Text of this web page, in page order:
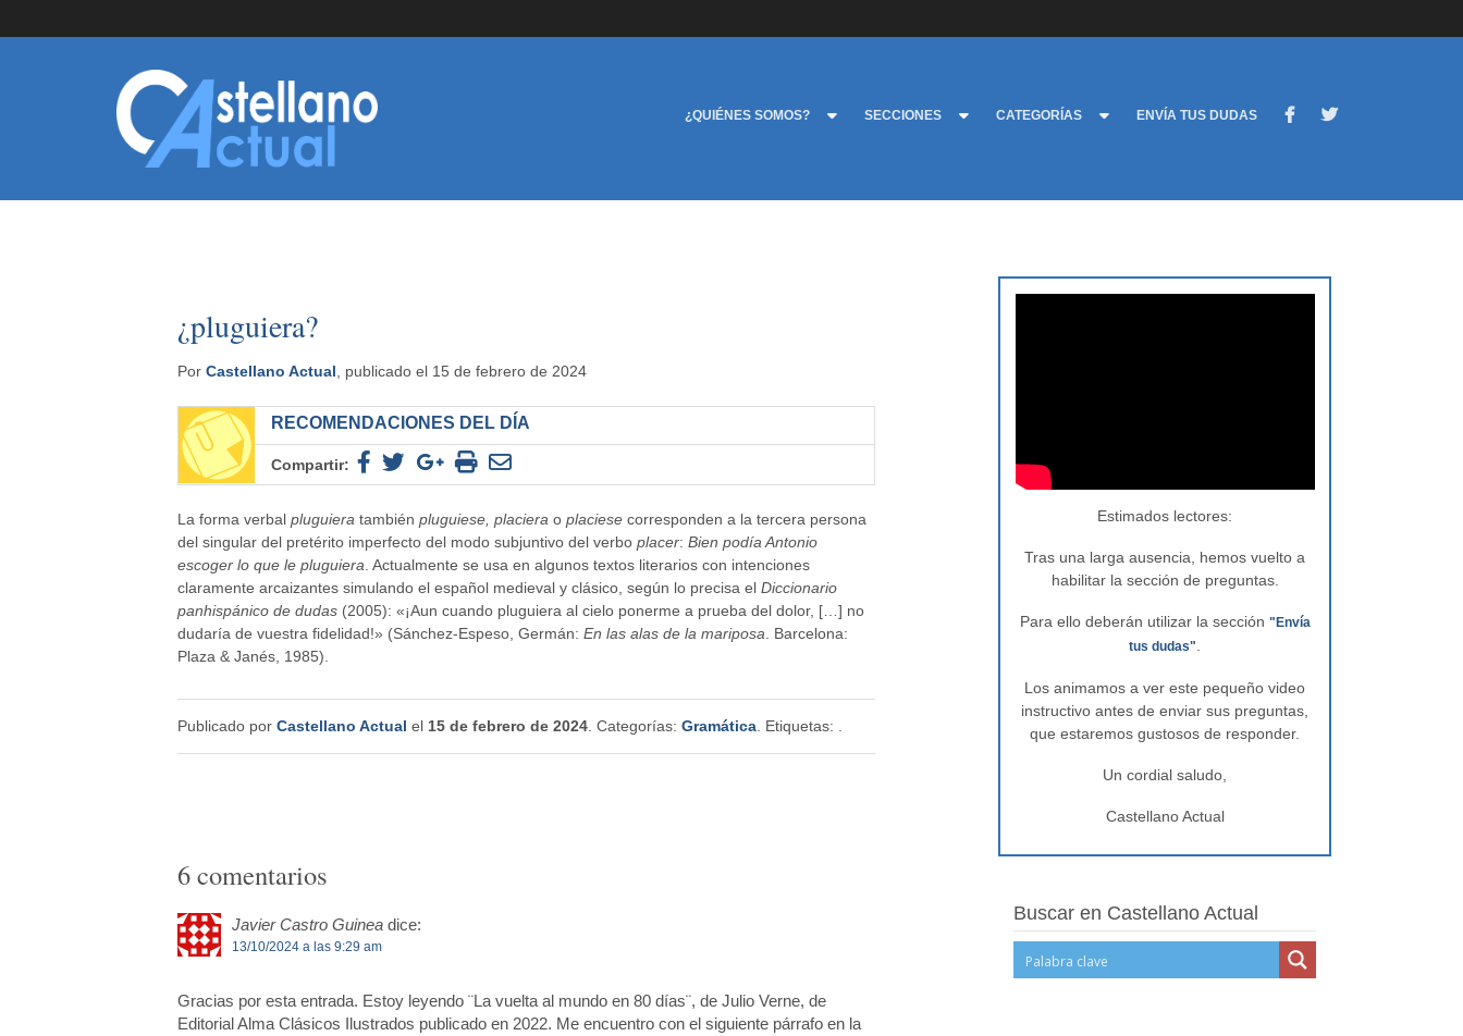
¿QUIÉNES SOMOS? SECCIONES CATEGORÍAS ENVÍA TUS DUDAS
¿pluguiera?
Por Castellano Actual , publicado el 15 de febrero de 2024
RECOMENDACIONES DEL DÍA
Compartir:
La forma verbalpluguiera también pluguiese, placiera o placiesecorresponden a la tercera persona
del singular del pretérito imperfecto del modo subjuntivo del verbo placer: Bien podía Antonio
escoger lo que le pluguiera . Actualmente se usa en algunos textos literarios con intenciones
claramente arcaizantes simulando el español medieval y clásico, según lo precisa el Diccionario
panhispánico de dudas(2005): «¡Aun cuando pluguiera al cielo ponerme a prueba del dolor, […] no
dudaría de vuestra fidelidad!» (Sánchez-Espeso, Germán: En las alas de la mariposa . Barcelona:
Plaza & Janés, 1985).
Publicado por Castellano Actual el 15 de febrero de 2024. Categorías: Gramática. Etiquetas:
6 comentarios
Javier Castro Guinea dice:
13/10/2024 a las 9:29 am
Gracias por esta entrada. Estoy leyendo ¨La vuelta al mundo en 80 días¨, de Julio Verne, de
Editorial Alma Clásicos Ilustrados publicado en 2022. Me encuentro con el siguiente párrafo en la
Estimados lectores:
Tras una larga ausencia, hemos vuelto a
habilitar la sección de preguntas.
Para ello deberán utilizar la sección "Envía
tus dudas"
Los animamos a ver este pequeño video
instructivo antes de enviar sus preguntas,
que estaremos gustosos de responder.
Un cordial saludo,
Castellano Actual
Buscar en Castellano Actual